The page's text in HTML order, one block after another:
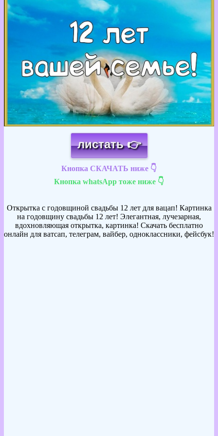
листать 👉
Кнопка СКАЧАТЬ ниже 👇
Кнопка whatsApp тоже ниже 👇
Открытка с годовщиной свадьбы 12 лет для вацап! Картинка
на годовщину свадьбы 12 лет! Элегантная, лучезарная,
вдохновляющая открытка, картинка! Скачать бесплатно
онлайн для ватсап, телеграм, вайбер, одноклассники, фейсбук!